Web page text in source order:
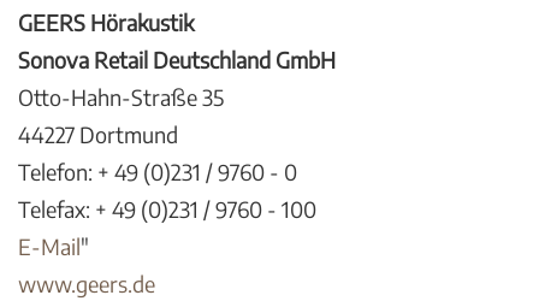
GEERS Hörakustik
Sonova Retail Deutschland GmbH
Otto-Hahn-Straße 35
44227 Dortmund
Telefon: + 49 (0)231 / 9760 - 0
Telefax: + 49 (0)231 / 9760 - 100
E-Mail"
www.geers.de